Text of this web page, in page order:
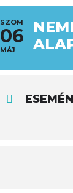
SZOM
06
MÁJ